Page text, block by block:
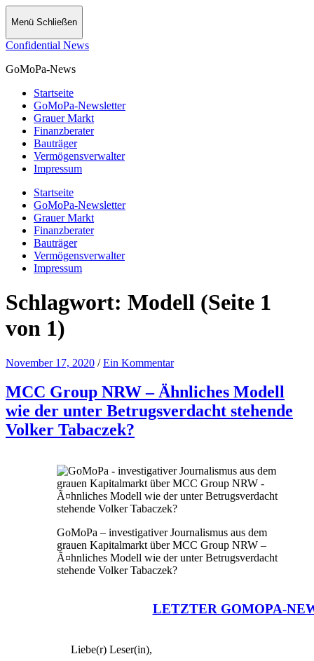
Menü Schließen
Confidential News
GoMoPa-News
Startseite
GoMoPa-Newsletter
Grauer Markt
Finanzberater
Bauträger
Vermögensverwalter
Impressum
Startseite
GoMoPa-Newsletter
Grauer Markt
Finanzberater
Bauträger
Vermögensverwalter
Impressum
Schlagwort: Modell (Seite 1
von 1)
November 17, 2020 / Ein Kommentar
MCC Group NRW – Ähnliches Modell
wie der unter Betrugsverdacht stehende
Volker Tabaczek?
GoMoPa – investigativer Journalismus aus dem
grauen Kapitalmarkt über MCC Group NRW –
Ã¤hnliches Modell wie der unter Betrugsverdacht
stehende Volker Tabaczek?
LETZTER GOMOPA-
Liebe(r) Leser(in),